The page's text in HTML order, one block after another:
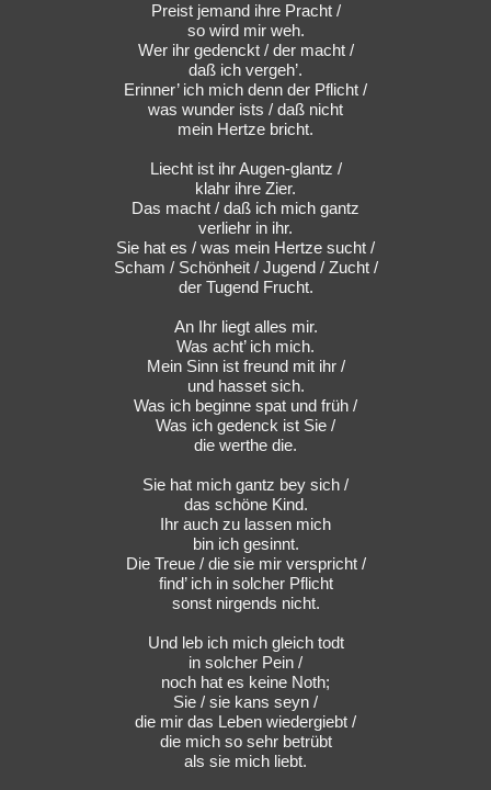
Preist jemand ihre Pracht /
so wird mir weh.
Wer ihr gedenckt / der macht /
daß ich vergeh’.
Erinner’ ich mich denn der Pflicht /
was wunder ists / daß nicht
mein Hertze bricht.
Liecht ist ihr Augen-glantz /
klahr ihre Zier.
Das macht / daß ich mich gantz
verliehr in ihr.
Sie hat es / was mein Hertze sucht /
Scham / Schönheit / Jugend / Zucht /
der Tugend Frucht.
An Ihr liegt alles mir.
Was acht’ ich mich.
Mein Sinn ist freund mit ihr /
und hasset sich.
Was ich beginne spat und früh /
Was ich gedenck ist Sie /
die werthe die.
Sie hat mich gantz bey sich /
das schöne Kind.
Ihr auch zu lassen mich
bin ich gesinnt.
Die Treue / die sie mir verspricht /
find’ ich in solcher Pflicht
sonst nirgends nicht.
Und leb ich mich gleich todt
in solcher Pein /
noch hat es keine Noth;
Sie / sie kans seyn /
die mir das Leben wiedergiebt /
die mich so sehr betrübt
als sie mich liebt.